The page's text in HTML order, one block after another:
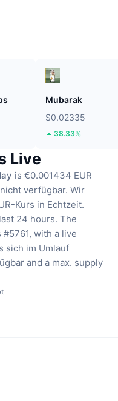
Mubarak
$0.02335
38.33%
Live
is €0.001434 EUR
verfügbar. Wir
Kurs in Echtzeit.
24 hours. The
with a live
sich im Umlauf
and a max. supply